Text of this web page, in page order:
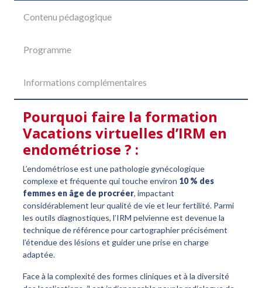
Contenu pédagogique
Programme
Informations complémentaires
Pourquoi faire la formation
Vacations virtuelles d’IRM en
endométriose ? :
L’endométriose est une pathologie gynécologique
complexe et fréquente qui touche environ 10 % des
femmes en âge de procréer, impactant
considérablement leur qualité de vie et leur fertilité. Parmi
les outils diagnostiques, l’IRM pelvienne est devenue la
technique de référence pour cartographier précisément
l’étendue des lésions et guider une prise en charge
adaptée.
Face à la complexité des formes cliniques et à la diversité